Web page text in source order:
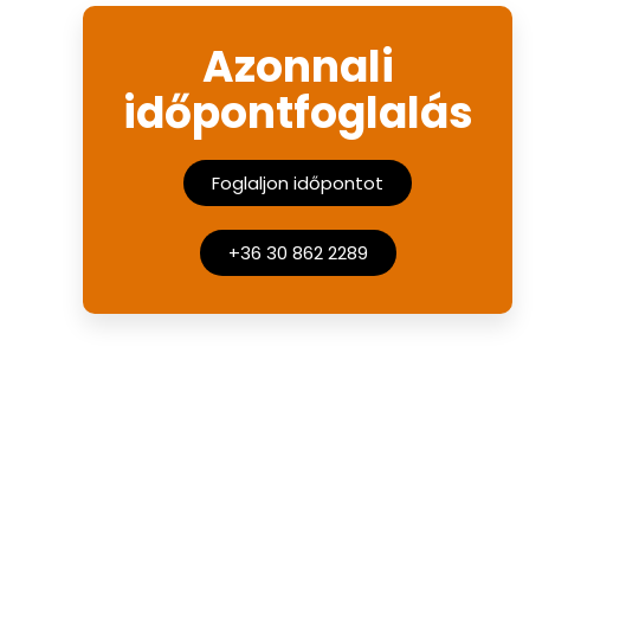
Azonnali
időpontfoglalás
Foglaljon időpontot
+36 30 862 2289